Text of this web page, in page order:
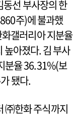
선 부사장의 한
주)에 불과했
갤러리아 지분율
아졌다. 김 부사
분율 36.31%(보
됐다.
㈜한화 주식까지